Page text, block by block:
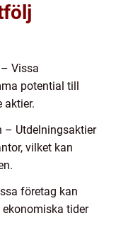
Vissa
potential till
aktier.
– Utdelningsaktier
vilket kan
företag kan
tider